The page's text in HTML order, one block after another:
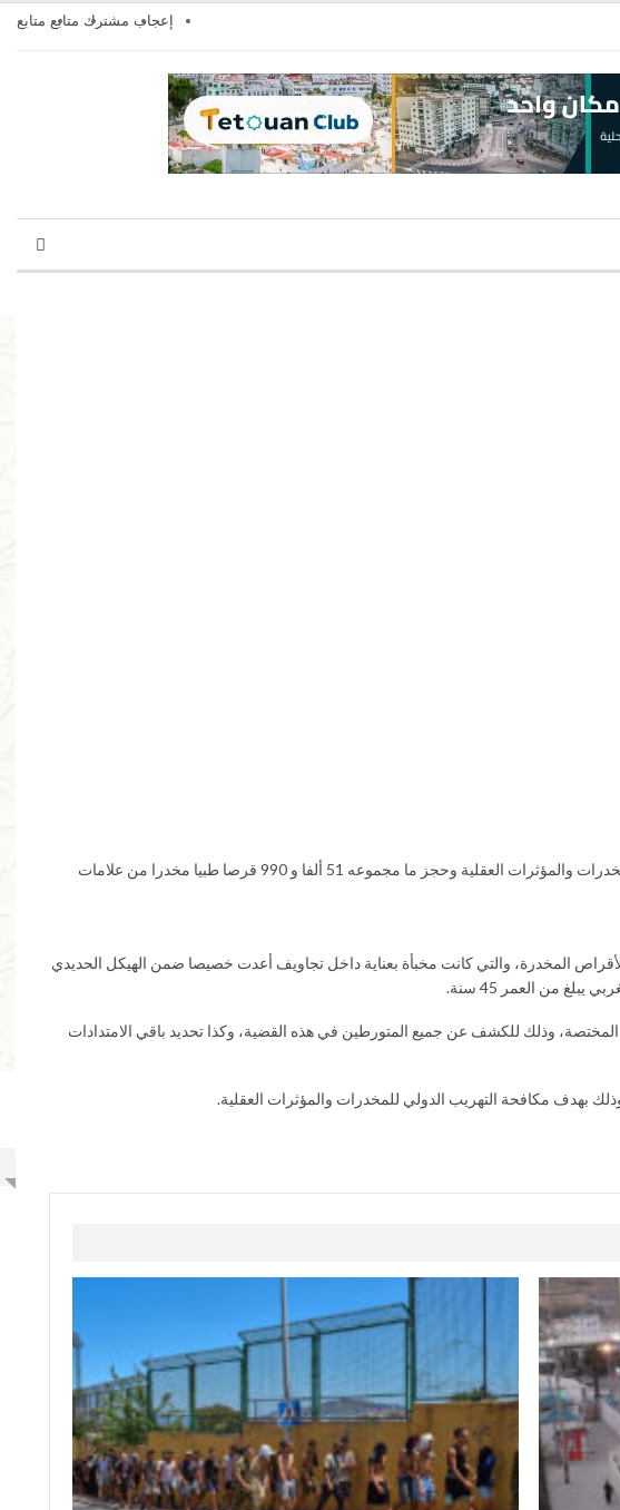
إعجاب مشترك متابع متابع
تمكنت عناصر الأمن الوطني والجمارك بميناء طنجة المتوسط، يوم أمس الخميس فاتح ماي الجاري، من إجهاض محاولة للتهريب الدولي للمخدرات والمؤثرات العقلية وحجز ما مجموعه 51 ألفا و 990 قرصا طبيا مخدرا من علامات
المخدرة، والتي كانت مخبأة بعناية داخل تجاويف أعدت خصيصا ضمن الهيكل الحديدي
من العمر 45 سنة.
وذلك للكشف عن جميع المتورطين في هذه القضية، وكذا تحديد باقي الامتدادات
بهدف مكافحة التهريب الدولي للمخدرات والمؤثرات العقلية.